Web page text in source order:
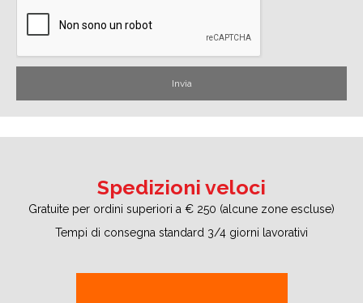
Spedizioni veloci
Gratuite per ordini superiori a € 250 (alcune zone escluse)
Tempi di consegna standard 3/4 giorni lavorativi